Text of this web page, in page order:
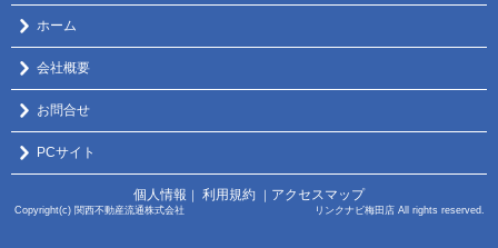
ホーム
会社概要
お問合せ
PCサイト
個人情報 ｜ 利用規約 ｜ アクセスマップ
Copyright(c) 関西不動産流通株式会社 リンクナビ梅田店 All rights reserved.